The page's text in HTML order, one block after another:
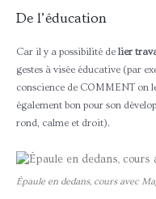
De l’éducation
Car il y a possibilité de lier
gestes à visée éducative (par
conscience de COMMENT on
également bon pour son
rond, calme et droit).
Épaule en dedans, cours avec